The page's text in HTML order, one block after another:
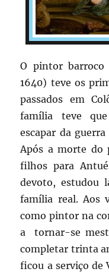
O pintor barroco
1640) teve os
passados em
família teve
escapar da
Após a morte do
filhos para
devoto, estudou
família real. Aos
como pintor na
a tornar-se
completar trinta
ficou a serviço de